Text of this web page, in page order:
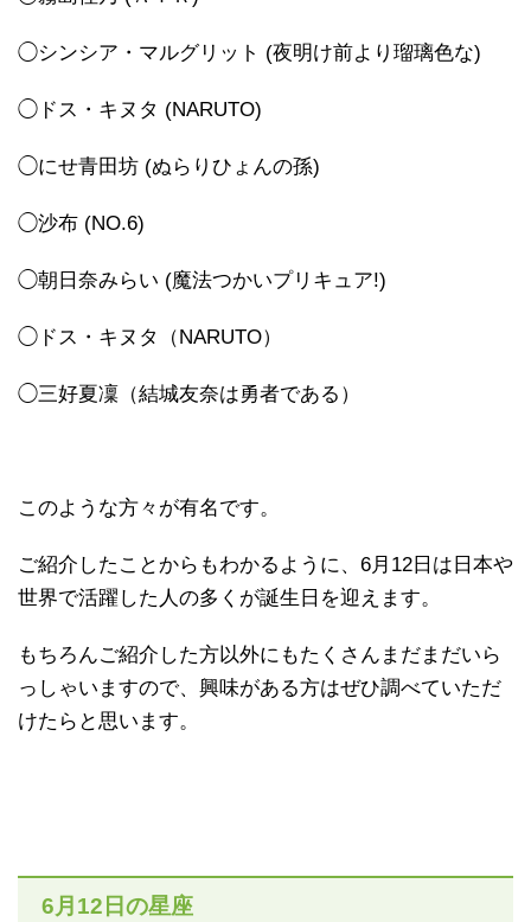
◯シンシア・マルグリット (夜明け前より瑠璃色な)
◯ドス・キヌタ (NARUTO)
◯にせ青田坊 (ぬらりひょんの孫)
◯沙布 (NO.6)
◯朝日奈みらい (魔法つかいプリキュア!)
◯ドス・キヌタ（NARUTO）
◯三好夏凜（結城友奈は勇者である）
このような方々が有名です。
ご紹介したことからもわかるように、6月12日は日本や
世界で活躍した人の多くが誕生日を迎えます。
もちろんご紹介した方以外にもたくさんまだまだいら
っしゃいますので、興味がある方はぜひ調べていただ
けたらと思います。
6月12日の星座